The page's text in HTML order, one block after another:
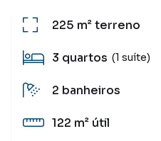
225 m²terreno
3 quartos (1 suíte)
2 banheiros
122 m² útil